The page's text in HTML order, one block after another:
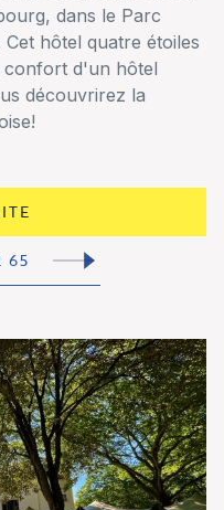
dans le Parc
hôtel quatre étoiles
confort d'un hôtel
découvrirez la
65